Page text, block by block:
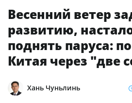
Весенний ветер
развитию,
поднять паруса:
Китая через "две
Хань Чуньлинь